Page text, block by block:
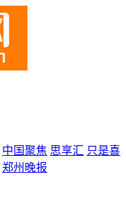
中国聚焦 思享汇 只是喜
郑州晚报